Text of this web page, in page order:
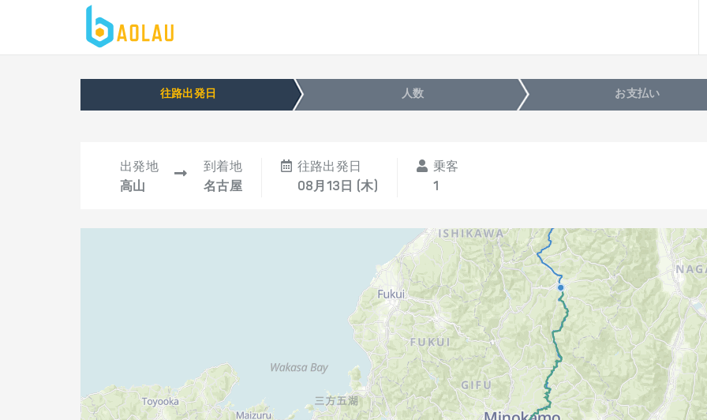
往路出発日 人数 お支払い
出発地
高山
到着地
名古屋
往路出発日
08月13日 (木)
乗客
1